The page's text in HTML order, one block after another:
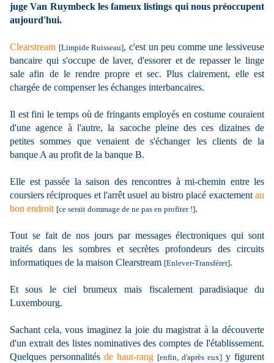
juge Van Ruymbeck les fameux listings qui nous préoccupent
aujourd'hui.
Clearstream [Limpide Ruisseau], c'est un peu comme une lessiveuse
bancaire qui s'occupe de laver, d'essorer et de repasser le linge
sale afin de le rendre propre et sec. Plus clairement, elle est
chargée de compenser les échanges interbancaires.
Il est fini le temps où de fringants employés en costume couraient
d'une agence à l'autre, la sacoche pleine des ces dizaines de
petites sommes que venaient de s'échanger les clients de la
banque A au profit de la banque B.
Elle est passée la saison des rencontres à mi-chemin entre les
coursiers réciproques et l'arrêt usuel au bistro placé exactement au
bon endroit [ce serait dommage de ne pas en profiter !].
Tout se fait de nos jours par messages électroniques qui sont
traités dans les sombres et secrètes profondeurs des circuits
informatiques de la maison Clearstream [Enlever-Transférer].
Et sous le ciel brumeux mais fiscalement paradisiaque du
Luxembourg.
Sachant cela, vous imaginez la joie du magistrat à la découverte
d'un extrait des listes nominatives des comptes de l'établissement.
Quelques personnalités de haut-rang [enfin, d'après eux] y figurent